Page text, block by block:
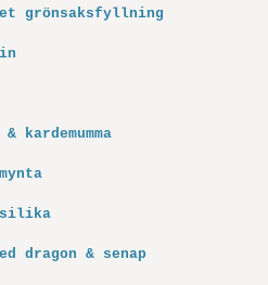
grönsaksfyllning
kardemumma
dragon & senap